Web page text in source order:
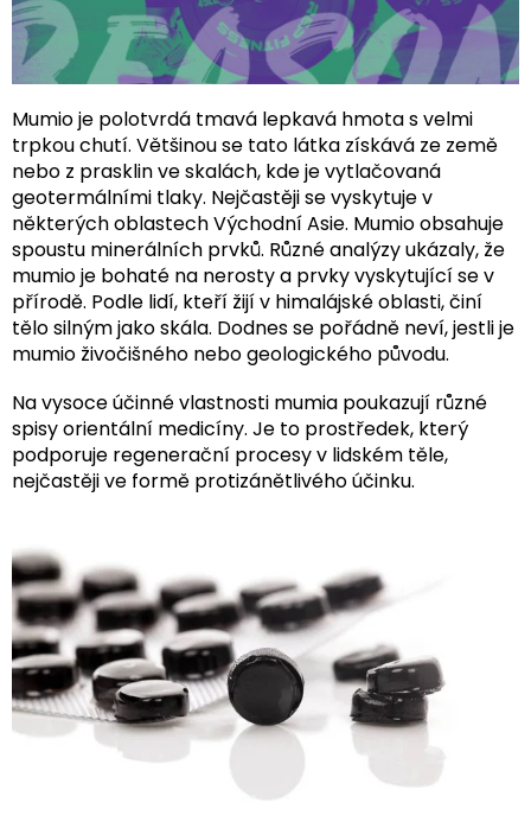
Mumio je polotvrdá tmavá lepkavá hmota s velmi
trpkou chutí. Většinou se tato látka získává ze země
nebo z prasklin ve skalách, kde je vytlačovaná
geotermálními tlaky. Nejčastěji se vyskytuje v
některých oblastech Východní Asie. Mumio obsahuje
spoustu minerálních prvků. Různé analýzy ukázaly, že
mumio je bohaté na nerosty a prvky vyskytující se v
přírodě. Podle lidí, kteří žijí v himalájské oblasti, činí
tělo silným jako skála. Dodnes se pořádně neví, jestli je
mumio živočišného nebo geologického původu.
Na vysoce účinné vlastnosti mumia poukazují různé
spisy orientální medicíny. Je to prostředek, který
podporuje regenerační procesy v lidském těle,
nejčastěji ve formě protizánětlivého účinku.